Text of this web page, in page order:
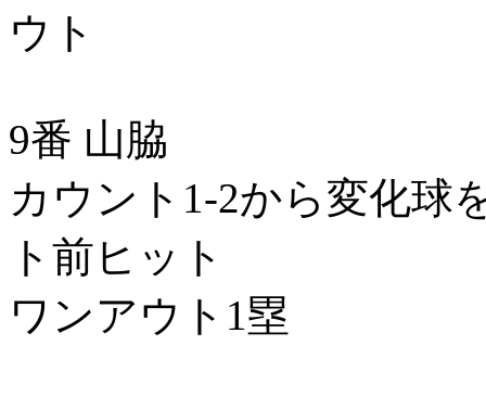
ウト
9番 山脇
カウント1-2から変化球
ト前ヒット
ワンアウト1塁